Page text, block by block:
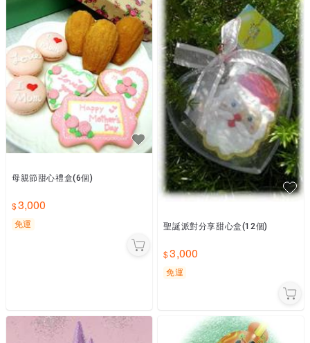
母親節甜心禮盒(6個)
3,000
免運 聖誕派對分享甜心盒(12個)
3,000
免運